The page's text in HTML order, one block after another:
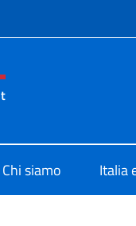
menù
Chi siamo Italia